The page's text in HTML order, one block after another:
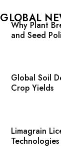
GLOBAL
Why Plant
and Seed
Global Soil
Crop Yields
Limagrain